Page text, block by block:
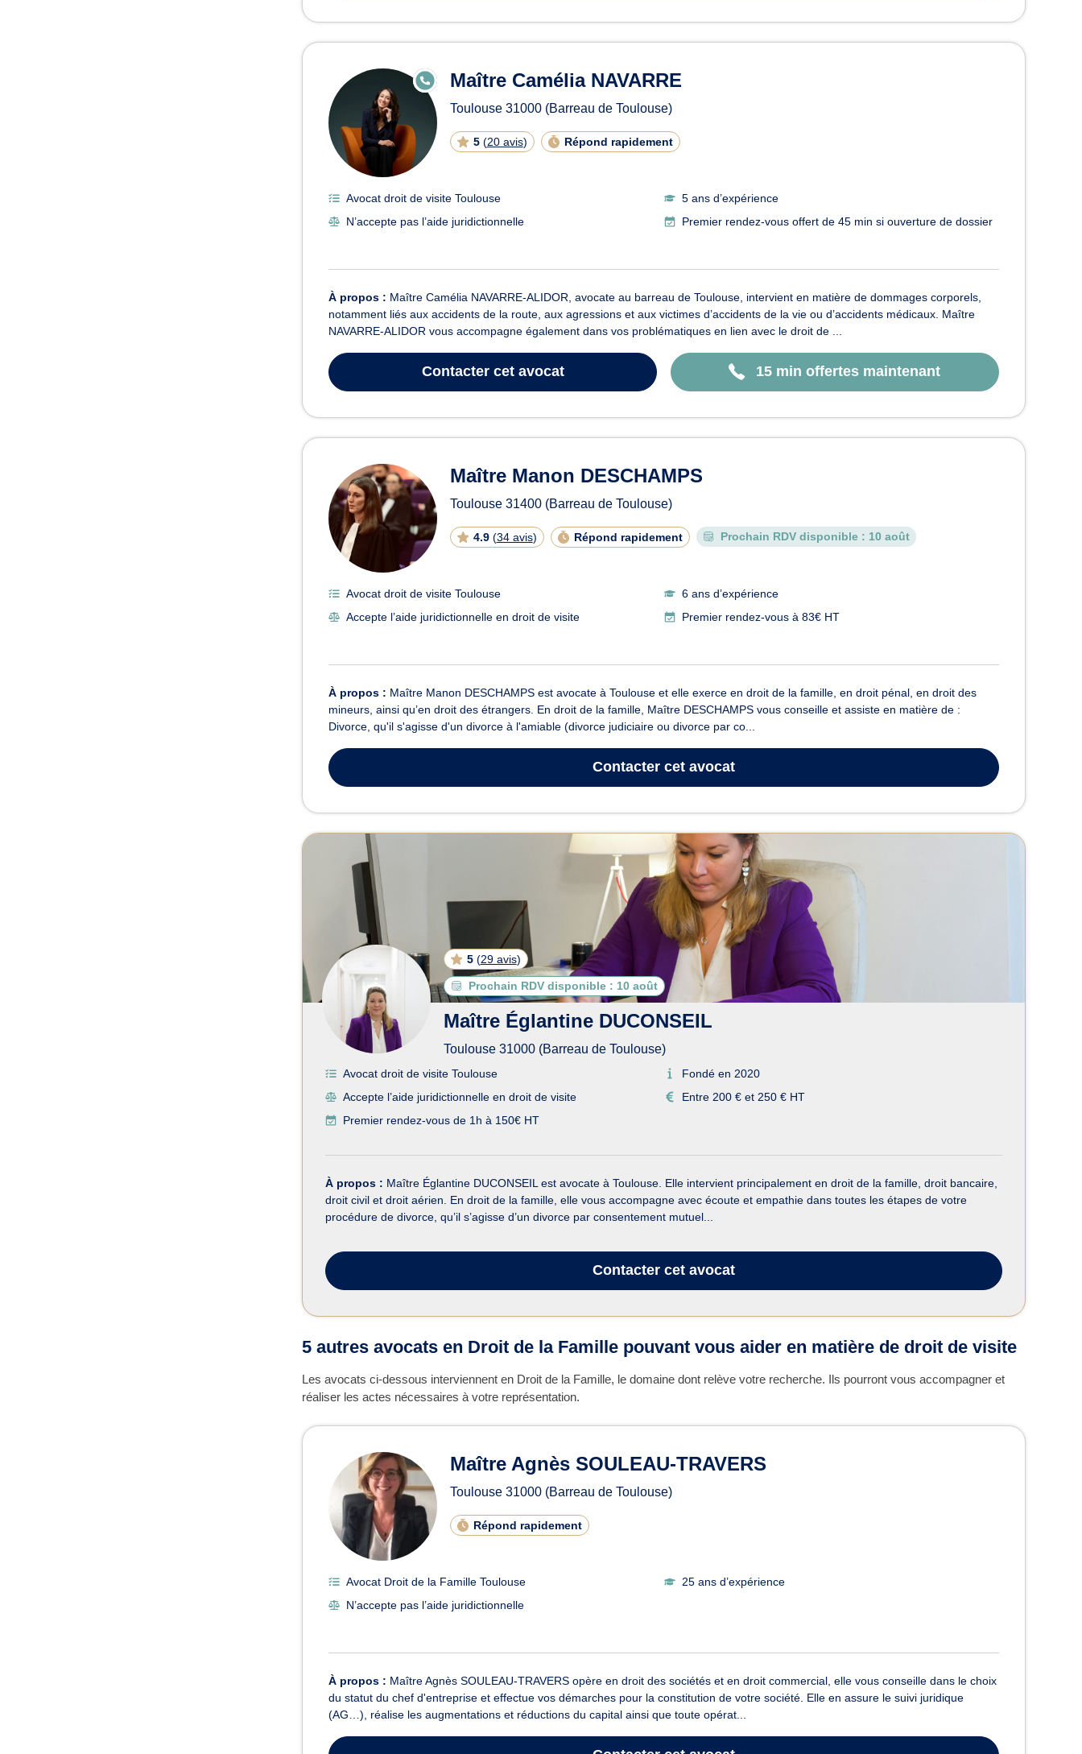
Maître Camélia NAVARRE
Toulouse 31000 (Barreau de Toulouse)
5 (20 avis) Répond rapidement
E
N
Avocat droit de visite Toulouse
5 ans d’expérience
N’accepte pas l’aide juridictionnelle
Premier rendez-vous offert de 45 min si ouverture de dossier
À propos : Maître Camélia NAVARRE-ALIDOR, avocate au barreau de Toulouse, intervient en matière de dommages corporels,
notamment liés aux accidents de la route, aux agressions et aux victimes d’accidents de la vie ou d’accidents médicaux. Maître
NAVARRE-ALIDOR vous accompagne également dans vos problématiques en lien avec le droit de ...
Contactercet avocat 15 min offertes maintenant
Maître Manon DESCHAMPS
Toulouse 31400 (Barreau de Toulouse)
4.9 (34 avis) Répond rapidement Prochain RDV disponible : 10 août
Avocat droit de visite Toulouse
6 ans d’expérience
Accepte l’aide juridictionnelle en droit de visite
Premier rendez-vous à 83€ HT
À propos : Maître Manon DESCHAMPS est avocate à Toulouse et elle exerce en droit de la famille, en droit pénal, en droit des
mineurs, ainsi qu’en droit des étrangers. En droit de la famille, Maître DESCHAMPS vous conseille et assiste en matière de :
Divorce, qu'il s'agisse d'un divorce à l'amiable (divorce judiciaire ou divorce par co...
Contacter cet avocat
5 (29 avis)
Prochain RDV disponible : 10 août
Maître Églantine DUCONSEIL
Toulouse 31000 (Barreau de Toulouse)
Avocat droit de visite Toulouse
Fondé en 2020
Accepte l’aide juridictionnelle en droit de visite
Entre 200 € et 250 € HT
Premier rendez-vous de 1h à 150€ HT
À propos : Maître Églantine DUCONSEIL est avocate à Toulouse. Elle intervient principalement en droit de la famille, droit bancaire,
droit civil et droit aérien. En droit de la famille, elle vous accompagne avec écoute et empathie dans toutes les étapes de votre
procédure de divorce, qu’il s’agisse d’un divorce par consentement mutuel...
Contacter cet avocat
5 autres avocats en Droit de la Famille pouvant vous aider en matière de droit de visite
Les avocats ci-dessous interviennent en Droit de la Famille, le domaine dont relève votre recherche. Ils pourront vous accompagner et
réaliser les actes nécessaires à votre représentation.
Maître Agnès SOULEAU-TRAVERS
Toulouse 31000 (Barreau de Toulouse)
Répond rapidement
Avocat Droit de la Famille Toulouse
25 ans d’expérience
N’accepte pas l’aide juridictionnelle
À propos : Maître Agnès SOULEAU-TRAVERS opère en droit des sociétés et en droit commercial, elle vous conseille dans le choix
du statut du chef d'entreprise et effectue vos démarches pour la constitution de votre société. Elle en assure le suivi juridique
(AG…), réalise les augmentations et réductions du capital ainsi que toute opérat...